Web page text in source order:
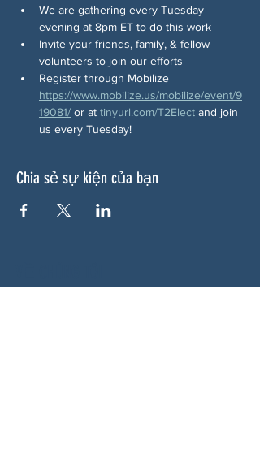
We are gathering every Tuesday
evening at 8pm ET to do this work
Invite your friends, family, & fellow
volunteers to join our efforts
Register through Mobilize
https://www.mobilize.us/mobilize/event/9
19081/ or at tinyurl.com/T2Elect and join
us every Tuesday!
Chia sẻ sự kiện của bạn